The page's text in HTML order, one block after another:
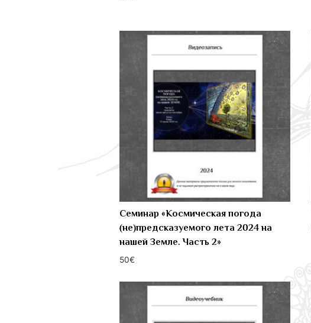
Семинар «Космическая погода
(не)предсказуемого лета 2024 на
нашей Земле. Часть 2»
50€